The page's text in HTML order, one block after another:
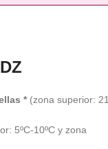
*(zona superior: 21
5ºC-10ºC y zona